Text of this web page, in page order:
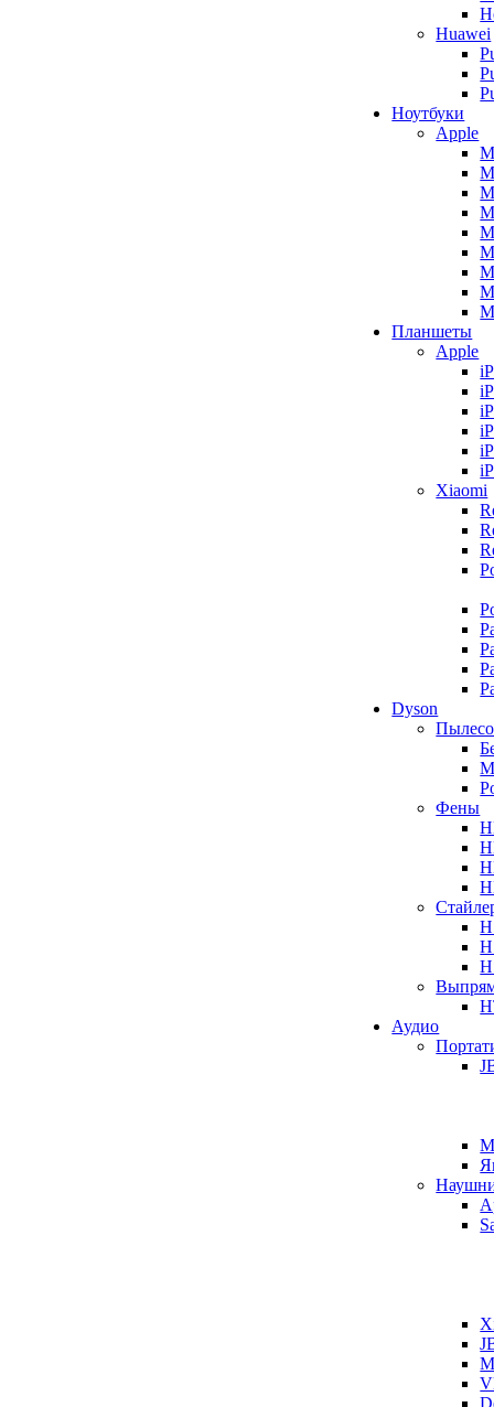
Huawei
Ноутбуки
Apple
Планшеты
Apple
Xiaomi
Dyson
Фены
Аудио